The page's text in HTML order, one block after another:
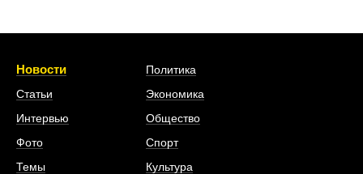
Новости
Статьи
Интервью
Фото
Темы
Политика
Экономика
Общество
Спорт
Культура